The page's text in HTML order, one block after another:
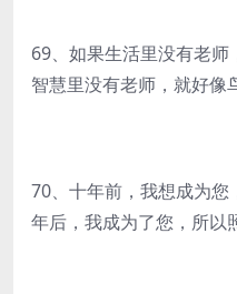
69、如果生活里没有老
智慧里没有老师，就好像
70、十年前，我想成为
年后，我成为了您，所以